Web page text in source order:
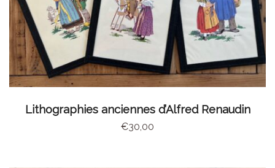
CHOIX DES OPTIONS
Lithographies anciennes d’Alfred Renaudin
€30,00